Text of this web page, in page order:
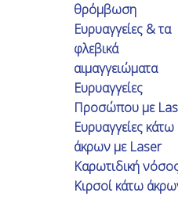
θρόμβωση
Ευρυαγγείες & τα
φλεβικά
αιμαγγειώματα
Ευρυαγγείες
Προσώπου με
Ευρυαγγείες κάτω
άκρων με Laser
Καρωτιδική
Κιρσοί κάτω
Μαρτυρίες Ασθενών